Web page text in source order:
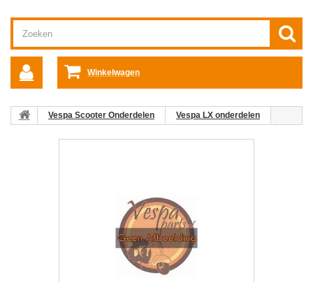
Winkelwagen
Vespa Scooter Onderdelen
Vespa LX onderdelen